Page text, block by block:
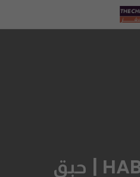
HABAK CARLTON | حبق